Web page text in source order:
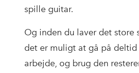
spille guitar.
Og inden du laver det store
det er muligt at gå på
arbejde, og brug den